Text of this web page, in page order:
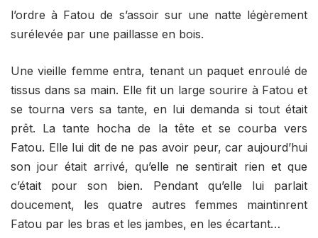
l’ordre à Fatou de s’assoir sur une natte légèrement
surélevée par une paillasse en bois.
Une vieille femme entra, tenant un paquet enroulé de
tissus dans sa main. Elle fit un large sourire à Fatou et
se tourna vers sa tante, en lui demanda si tout était
prêt. La tante hocha de la tête et se courba vers
Fatou. Elle lui dit de ne pas avoir peur, car aujourd’hui
son jour était arrivé, qu’elle ne sentirait rien et que
c’était pour son bien. Pendant qu’elle lui parlait
doucement, les quatre autres femmes maintinrent
Fatou par les bras et les jambes, en les écartant…